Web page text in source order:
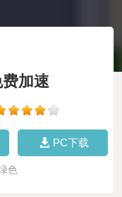
加速
PC下载
色